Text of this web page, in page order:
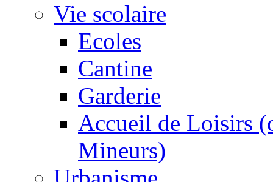
Vie scolaire
Ecoles
Cantine
Garderie
Accueil de Loisirs
Mineurs)